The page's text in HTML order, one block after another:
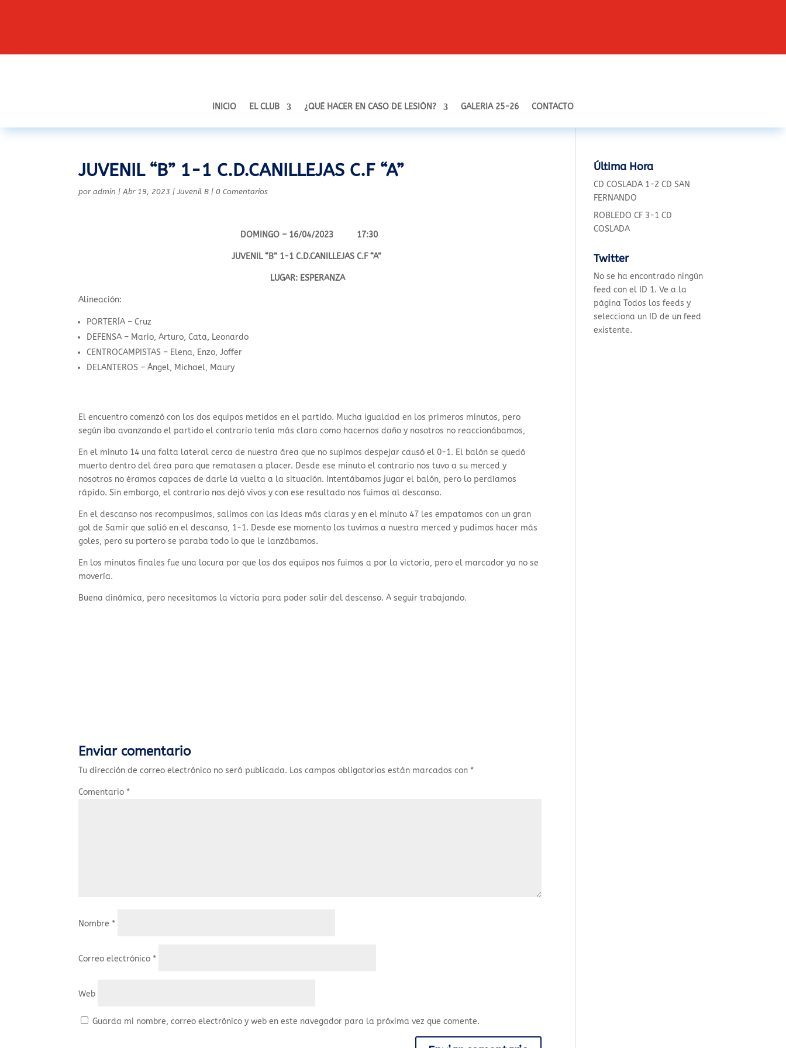
INICIO EL CLUB ¿QUÉ HACER EN CASO DE LESIÓN? GALERIA 25-26 CONTACTO
JUVENIL “B” 1-1 C.D.CANILLEJAS C.F “A”
poradmin |Abr 19, 2023 |Juvenil B |0 Comentarios
DOMINGO – 16/04/2023 17:30
JUVENIL “B” 1-1 C.D.CANILLEJAS C.F “A”
LUGAR: ESPERANZA
Alineación:
PORTERÍA – Cruz
DEFENSA – Mario, Arturo, Cata, Leonardo
CENTROCAMPISTAS – Elena, Enzo, Joffer
DELANTEROS – Ángel, Michael, Maury
El encuentro comenzó con los dos equipos metidos en el partido. Mucha igualdad en los primeros minutos, pero
según iba avanzando el partido el contrario tenía más clara como hacernos daño y nosotros no reaccionábamos,
En el minuto 14 una falta lateral cerca de nuestra área que no supimos despejar causó el 0-1. El balón se quedó
muerto dentro del área para que rematasen a placer. Desde ese minuto el contrario nos tuvo a su merced y
nosotros no éramos capaces de darle la vuelta a la situación. Intentábamos jugar el balón, pero lo perdíamos
rápido. Sin embargo, el contrario nos dejó vivos y con ese resultado nos fuimos al descanso.
En el descanso nos recompusimos, salimos con las ideas más claras y en el minuto 47 les empatamos con un gran
gol de Samir que salió en el descanso, 1-1. Desde ese momento los tuvimos a nuestra merced y pudimos hacer más
goles, pero su portero se paraba todo lo que le lanzábamos.
En los minutos finales fue una locura por que los dos equipos nos fuimos a por la victoria, pero el marcador ya no se
movería.
Buena dinámica, pero necesitamos la victoria para poder salir del descenso. A seguir trabajando.
Enviar comentario
Tu dirección de correo electrónico no será publicada. Los campos obligatorios están marcados con *
Comentario *
Nombre *
Correo electrónico *
Web
Guarda mi nombre, correo electrónico y web en este navegador para la próxima vez que comente.
Última Hora
CD COSLADA 1-2 CD SAN
FERNANDO
ROBLEDO CF 3-1 CD
COSLADA
Twitter
No se ha encontrado ningún
feed con el ID 1. Ve a la
páginaTodos los feeds y
selecciona un ID de un feed
existente.